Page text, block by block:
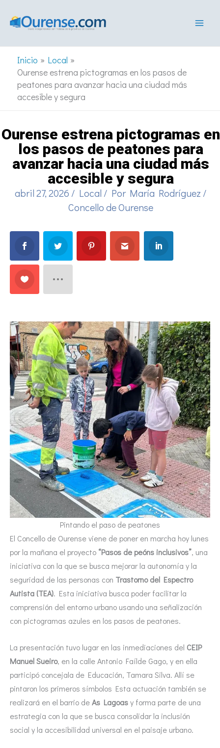
Inicio
Local
Ourense estrena pictogramas en los pasos de
peatones para avanzar hacia una ciudad más
accesible y segura
Ourense estrena pictogramas en
los pasos de peatones para
avanzar hacia una ciudad más
accesible y segura
abril 27, 2026 / Local / Por María Rodríguez /
Concello de Ourense
Pintando el paso de peatones
El Concello de Ourense viene de poner en marcha hoy lunes
por la mañana el proyecto “Pasos de peóns inclusivos”, una
iniciativa con la que se busca mejorar la autonomía y la
seguridad de las personas con Trastorno del Espectro
Autista (TEA). Esta iniciativa busca poder facilitar la
comprensión del entorno urbano usando una señalización
con pictogramas azules en los pasos de peatones.
La presentación tuvo lugar en las inmediaciones del CEIP
Manuel Sueiro, en la calle Antonio Faílde Gago, y en ella
participó concejala de Educación, Tamara Silva. Allí se
pintaron los primeros símbolos Esta actuación también se
realizará en el barrio deAs Lagoasy forma parte de una
estrategia con la que se busca consolidar la inclusión
social y la accesibilidad universal en el paisaje urbano.